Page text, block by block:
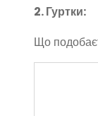
2. Гуртки:
Що